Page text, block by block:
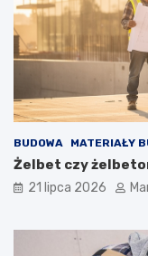
BUDOWA MATERIAŁY
Żelbet czy
21 lipca 2026